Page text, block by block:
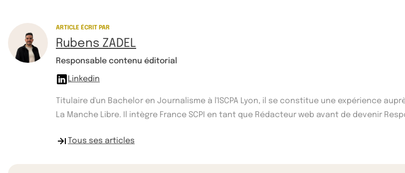
ARTICLE ÉCRIT PAR
Rubens ZADEL
Responsable contenu éditorial
Linkedin
Titulaire d'un Bachelor en Journalisme à l'ISCPA Lyon, il se constitue une expérience
La Manche Libre. Il intègre France SCPI en tant que Rédacteur web avant de devenir
Tous ses articles